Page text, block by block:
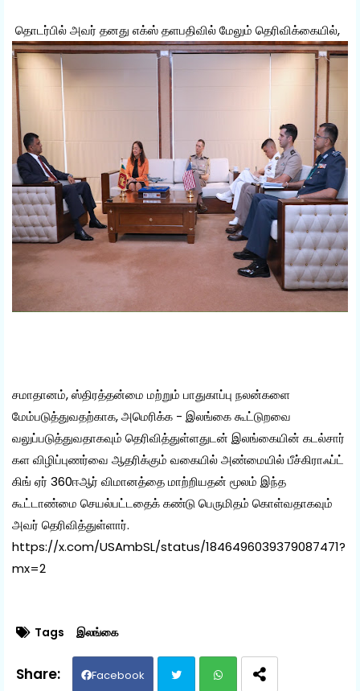
தொடர்பில் அவர் தனது எக்ஸ் தளபதிவில் மேலும் தெரிவிக்கையில்,
சமாதானம், ஸ்திரத்தன்மை மற்றும் பாதுகாப்பு நலன்களை
மேம்படுத்துவதற்காக, அமெரிக்க - இலங்கை கூட்டுறவை
வலுப்படுத்துவதாகவும் தெரிவித்துள்ளதுடன் இலங்கையின் கடல்சார்
கள விழிப்புணர்வை ஆதரிக்கும் வகையில் அண்மையில் பீச்கிராஃப்ட்
கிங் ஏர் 360ஈஆர் விமானத்தை மாற்றியதன் மூலம் இந்த
கூட்டாண்மை செயல்பட்டதைக் கண்டு பெருமிதம் கொள்வதாகவும்
அவர் தெரிவித்துள்ளார்.
https://x.com/USAmbSL/status/1846496039379087471?
mx=2
Tags இலங்கை
Facebook